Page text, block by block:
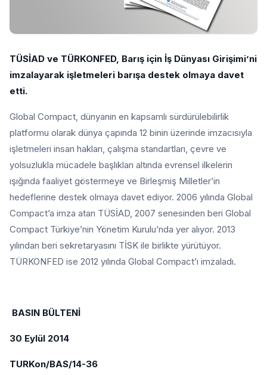
TÜSİAD ve TÜRKONFED, Barış için İş Dünyası Girişimi’ni
imzalayarak işletmeleri barışa destek olmaya davet
etti.
Global Compact, dünyanın en kapsamlı sürdürülebilirlik
platformu olarak dünya çapında 12 binin üzerinde imzacısıyla
işletmeleri insan hakları, çalışma standartları, çevre ve
yolsuzlukla mücadele başlıkları altında evrensel ilkelerin
ışığında faaliyet göstermeye ve Birleşmiş Milletler’in
hedeflerine destek olmaya davet ediyor. 2006 yılında Global
Compact’a imza atan TÜSİAD, 2007 senesinden beri Global
Compact Türkiye’nin Yönetim Kurulu’nda yer alıyor. 2013
yılından beri sekretaryasını TİSK ile birlikte yürütüyor.
TÜRKONFED ise 2012 yılında Global Compact’ı imzaladı.
BASIN BÜLTENİ
30 Eylül 2014
TURKon/BAS/14-36